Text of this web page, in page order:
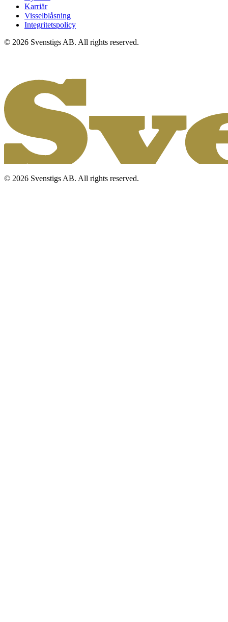
Karriär
Visselblåsning
Integritetspolicy
© 2026 Svenstigs AB. All rights reserved.
© 2026 Svenstigs AB. All rights reserved.